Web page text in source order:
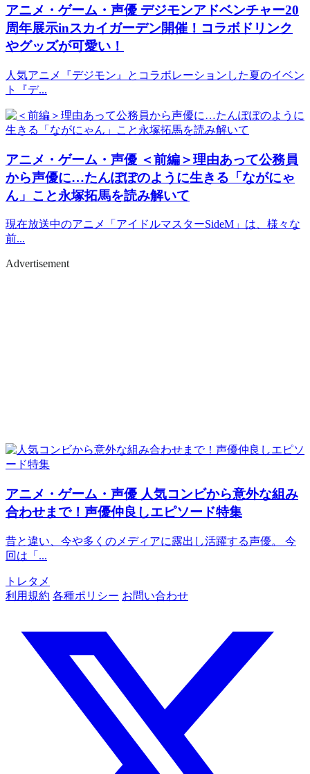
アニメ・ゲーム・声優 デジモンアドベンチャー20
周年展示inスカイガーデン開催！コラボドリンク
やグッズが可愛い！
人気アニメ『デジモン』とコラボレーションした夏のイベン
ト『デ...
アニメ・ゲーム・声優 ＜前編＞理由あって公務員
から声優に…たんぽぽのように生きる「ながにゃ
ん」こと永塚拓馬を読み解いて
現在放送中のアニメ「アイドルマスターSideM」は、様々な
前...
Advertisement
アニメ・ゲーム・声優 人気コンビから意外な組み
合わせまで！声優仲良しエピソード特集
昔と違い、今や多くのメディアに露出し活躍する声優。 今
回は「...
トレタメ
利用規約 各種ポリシー お問い合わせ